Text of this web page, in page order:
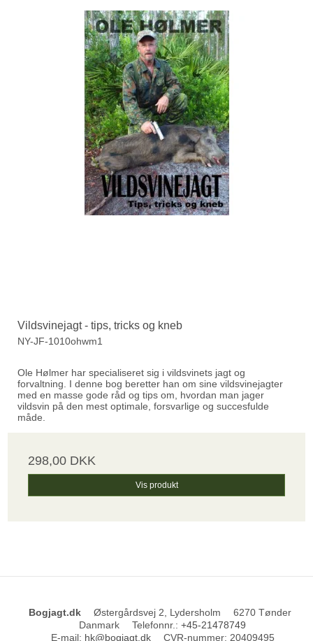
Vildsvinejagt - tips, tricks og kneb
NY-JF-1010ohwm1
Ole Hølmer har specialiseret sig i vildsvinets jagt og
forvaltning. I denne bog beretter han om sine vildsvinejagter
med en masse gode råd og tips om, hvordan man jager
vildsvin på den mest optimale, forsvarlige og succesfulde
måde.
298,00 DKK
Vis produkt
Bogjagt.dk Østergårdsvej 2, Lydersholm
6270 Tønder
Danmark
Telefonnr. : +45-21478749
E-mail: hk@bogjagt.dk CVR-nummer: 20409495